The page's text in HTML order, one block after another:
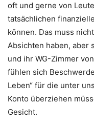
oft und gerne von
tatsächlichen
können. Das muss
Absichten haben, aber
und ihr WG-Zimmer
fühlen sich
Leben“ für die unter
Konto überziehen
Gesicht.